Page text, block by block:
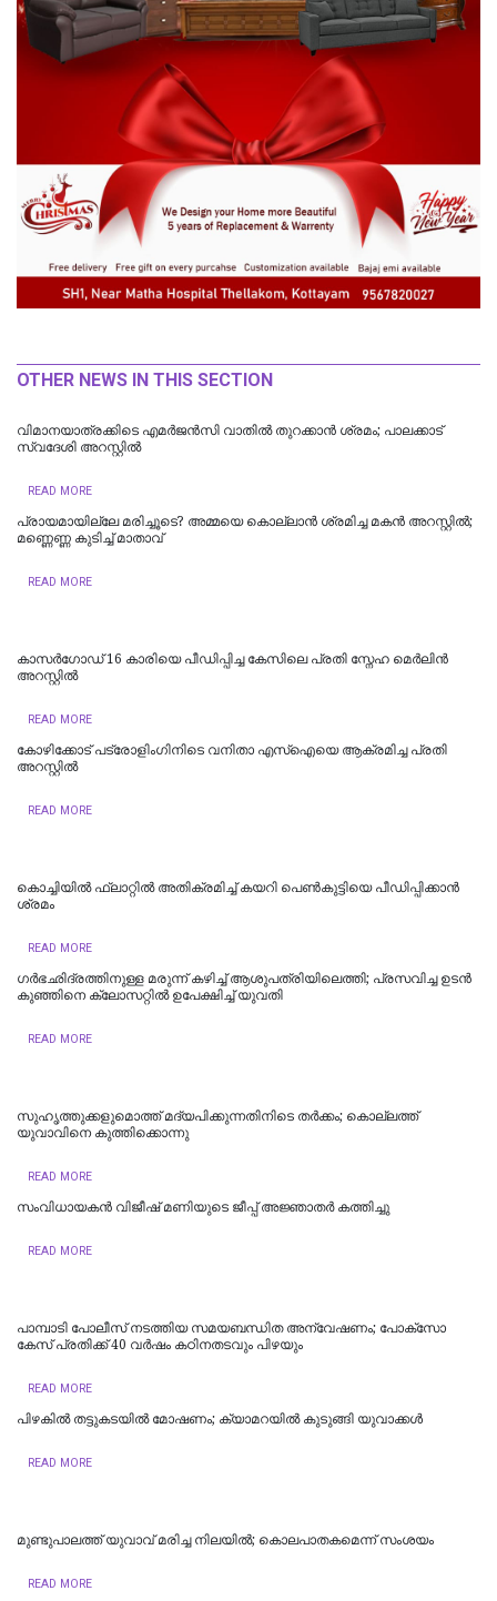
OTHER NEWS IN THIS SECTION
വിമാനയാത്രക്കിടെ എമര്‍ജന്‍സി വാതില്‍ തുറക്കാന്‍ ശ്രമം; പാലക്കാട്
സ്വദേശി അറസ്റ്റില്‍
READ MORE
പ്രായമായില്ലേ മരിച്ചൂടെ? അമ്മയെ കൊല്ലാൻ ശ്രമിച്ച മകൻ അറസ്റ്റിൽ;
മണ്ണെണ്ണ കുടിച്ച് മാതാവ്
READ MORE
കാസർഗോഡ് 16 കാരിയെ പീഡിപ്പിച്ച കേസിലെ പ്രതി സ്നേഹ മെർലിൻ
അറസ്റ്റിൽ
READ MORE
കോഴിക്കോട് പട്രോളിംഗിനിടെ വനിതാ എസ്ഐയെ ആക്രമിച്ച പ്രതി
അറസ്റ്റിൽ
READ MORE
കൊച്ചിയില്‍ ഫ്ലാറ്റിൽ അതിക്രമിച്ച് കയറി പെൺകുട്ടിയെ പീഡിപ്പിക്കാൻ
ശ്രമം
READ MORE
ഗർഭഛിദ്രത്തിനുള്ള മരുന്ന് കഴിച്ച് ആശുപത്രിയിലെത്തി; പ്രസവിച്ച ഉടൻ
കുഞ്ഞിനെ ക്ലോസറ്റിൽ ഉപേക്ഷിച്ച് യുവതി
READ MORE
സുഹൃത്തുക്കളുമൊത്ത് മദ്യപിക്കുന്നതിനിടെ തര്‍ക്കം; കൊല്ലത്ത്
യുവാവിനെ കുത്തിക്കൊന്നു
READ MORE
സംവിധായകൻ വിജീഷ് മണിയുടെ ജീപ്പ് അജ്ഞാതർ കത്തിച്ചു
READ MORE
പാമ്പാടി പോലീസ് നടത്തിയ സമയബന്ധിത അന്വേഷണം; പോക്സോ
കേസ് പ്രതിക്ക് 40 വർഷം കഠിനതടവും പിഴയും
READ MORE
പിഴകിൽ തട്ടുകടയിൽ മോഷണം; ക്യാമറയിൽ കുടുങ്ങി യുവാക്കൾ
READ MORE
മുണ്ടുപാലത്ത് യുവാവ് മരിച്ച നിലയില്‍; കൊലപാതകമെന്ന് സംശയം
READ MORE